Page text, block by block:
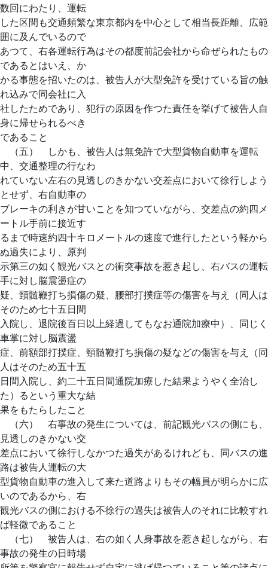
数回にわたり、運転
した区間も交通頻繁な東京都内を中心として相当長距離、広範
囲に及んでいるので
あつて、右各運転行為はその都度前記会社から命ぜられたもの
であるとはいえ、か
かる事態を招いたのは、被告人が大型免許を受けている旨の触
れ込みで同会社に入
社したためであり、犯行の原因を作つた責任を挙げて被告人自
身に帰せられるべき
であること
（五） しかも、被告人は無免許で大型貨物自動車を運転
中、交通整理の行なわ
れていない左右の見透しのきかない交差点において徐行しよう
とせず、右自動車の
ブレーキの利きが甘いことを知つていながら、交差点の約四メ
ートル手前に接近す
るまで時速約四十キロメートルの速度で進行したという軽から
ぬ過失により、原判
示第三の如く観光バスとの衝突事故を惹き起し、右バスの運転
手に対し脳震盪症の
疑、頸髄鞭打ち損傷の疑、腰部打撲症等の傷害を与え（同人は
そのため七十五日間
入院し、退院後百日以上経過してもなお通院加療中）、同じく
車掌に対し脳震盪
症、前額部打撲症、頸髄鞭打ち損傷の疑などの傷害を与え（同
人はそのため五十五
日間入院し、約二十五日間通院加療した結果ようやく全治し
た）るという重大な結
果をもたらしたこと
（六） 右事故の発生については、前記観光バスの側にも、
見透しのきかない交
差点において徐行しなかつた過失があるけれども、同バスの進
路は被告人運転の大
型貨物自動車の進入して来た道路よりもその幅員が明らかに広
いのであるから、右
観光バスの側における不徐行の過失は被告人のそれに比較すれ
ば軽微であること
（七） 被告人は、右の如く人身事故を惹き起しながら、右
事故の発生の日時場